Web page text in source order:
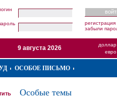
регистрация
забыли
9 августа 2026
ОСОБОЕ ПИСЬМО
Особые темы